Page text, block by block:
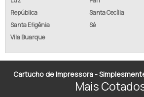
IMPRESSORA ETIQUETA ARGOX
República
Santa Cecília
Santa Efigênia
Sé
Vila Buarque
Cartucho de Impressora -
Mais